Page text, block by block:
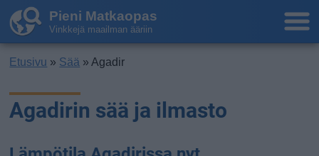
Pieni Matkaopas
Vinkkejä maailman ääriin
Etusivu » Sää » Agadir
Agadirin sää ja ilmasto